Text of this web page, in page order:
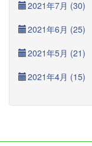
2021年7月 (30)
2021年6月 (25)
2021年5月 (21)
2021年4月 (15)